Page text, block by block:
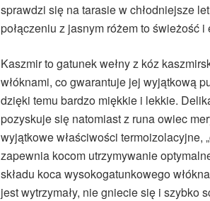
sprawdzi się na tarasie w chłodniejsze
połączeniu z jasnym różem to świeżość
Kaszmir to gatunek wełny z kóz
włóknami, co gwarantuje jej wyjątkową
dzięki temu bardzo miękkie i lekkie.
pozyskuje się natomiast z runa owiec
wyjątkowe właściwości termoizolacyjne,
zapewnia kocom utrzymywanie
składu koca wysokogatunkowego
jest wytrzymały, nie gniecie się i szybko